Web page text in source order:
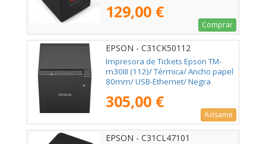
129,00 €
Comprar
EPSON - C31CK50112
Impresora de Tickets Epson TM-
m30III (112)/ Térmica/ Ancho papel
80mm/ USB-Ethernet/ Negra
305,00 €
Avísame
EPSON - C31CL47101